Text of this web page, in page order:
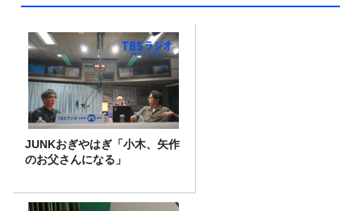
JUNKおぎやはぎ「小木、矢作
のお父さんになる」